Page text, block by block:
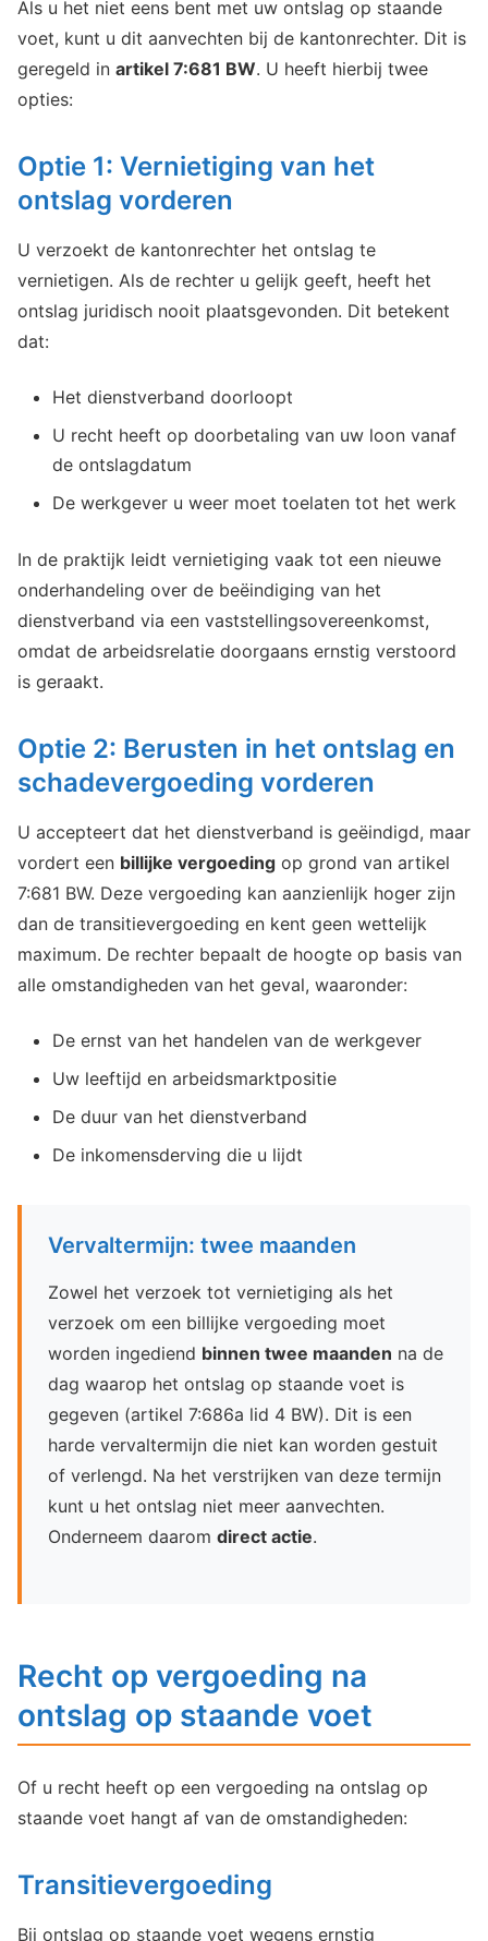
Als u het niet eens bent met uw ontslag op staande
voet, kunt u dit aanvechten bij de kantonrechter. Dit is
geregeld in artikel 7:681 BW. U heeft hierbij twee
opties:
Optie 1: Vernietiging van het
ontslag vorderen
U verzoekt de kantonrechter het ontslag te
vernietigen. Als de rechter u gelijk geeft, heeft het
ontslag juridisch nooit plaatsgevonden. Dit betekent
dat:
Het dienstverband doorloopt
U recht heeft op doorbetaling van uw loon vanaf
de ontslagdatum
De werkgever u weer moet toelaten tot het werk
In de praktijk leidt vernietiging vaak tot een nieuwe
onderhandeling over de beëindiging van het
dienstverband via een vaststellingsovereenkomst,
omdat de arbeidsrelatie doorgaans ernstig verstoord
is geraakt.
Optie 2: Berusten in het ontslag en
schadevergoeding vorderen
U accepteert dat het dienstverband is geëindigd, maar
vordert een billijke vergoeding op grond van artikel
7:681 BW. Deze vergoeding kan aanzienlijk hoger zijn
dan de transitievergoeding en kent geen wettelijk
maximum. De rechter bepaalt de hoogte op basis van
alle omstandigheden van het geval, waaronder:
De ernst van het handelen van de werkgever
Uw leeftijd en arbeidsmarktpositie
De duur van het dienstverband
De inkomensderving die u lijdt
Vervaltermijn: twee maanden
Zowel het verzoek tot vernietiging als het
verzoek om een billijke vergoeding moet
worden ingediend binnen twee maanden na de
dag waarop het ontslag op staande voet is
gegeven (artikel 7:686a lid 4 BW). Dit is een
harde vervaltermijn die niet kan worden gestuit
of verlengd. Na het verstrijken van deze termijn
kunt u het ontslag niet meer aanvechten.
Onderneem daarom direct actie.
Recht op vergoeding na
ontslag op staande voet
Of u recht heeft op een vergoeding na ontslag op
staande voet hangt af van de omstandigheden:
Transitievergoeding
Bij ontslag op staande voet wegens ernstig